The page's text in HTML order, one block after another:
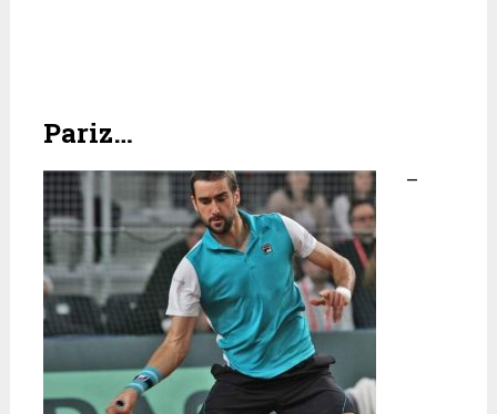
Pariz…
–